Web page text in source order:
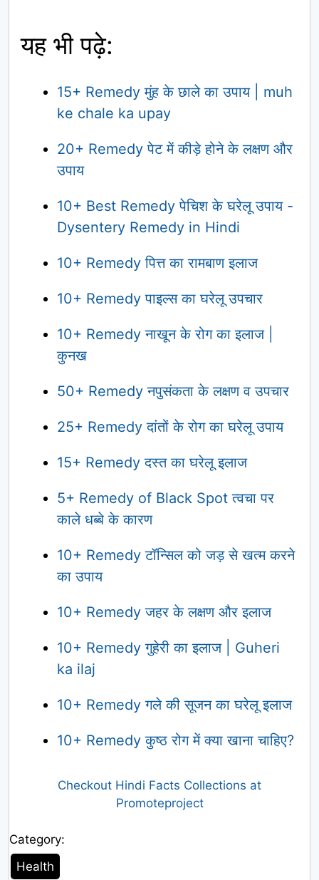
यह भी पढ़े:
15+ Remedy मुंह के छाले का उपाय | muh
ke chale ka upay
20+ Remedy पेट में कीड़े होने के लक्षण और
उपाय
10+ Best Remedy पेचिश के घरेलू उपाय -
Dysentery Remedy in Hindi
10+ Remedy पित्त का रामबाण इलाज
10+ Remedy पाइल्स का घरेलू उपचार
10+ Remedy नाखून के रोग का इलाज |
कुनख
50+ Remedy नपुसंकता के लक्षण व उपचार
25+ Remedy दांतों के रोग का घरेलू उपाय
15+ Remedy दस्त का घरेलू इलाज
5+ Remedy of Black Spot त्वचा पर
काले धब्बे के कारण
10+ Remedy टॉन्सिल को जड़ से खत्म करने
का उपाय
10+ Remedy जहर के लक्षण और इलाज
10+ Remedy गुहेरी का इलाज | Guheri
ka ilaj
10+ Remedy गले की सूजन का घरेलू इलाज
10+ Remedy कुष्ठ रोग में क्या खाना चाहिए?
Checkout Hindi Facts Collections at
Promoteproject
Category:
Category
Health